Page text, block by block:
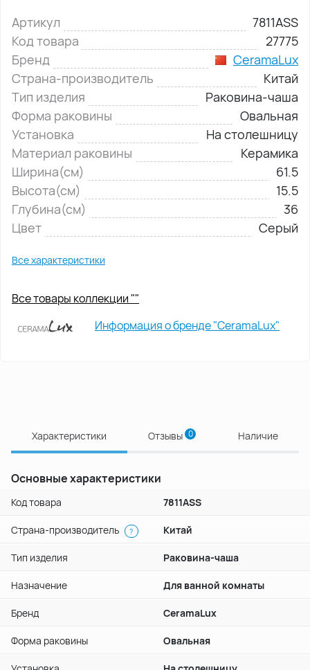
Артикул
7811АSS
Код товара
27775
Бренд
CeramaLux
Страна-производитель
Китай
Тип изделия
Раковина-чаша
Форма раковины
Овальная
Установка
На столешницу
Материал раковины
Керамика
Ширина(см)
61.5
Высота(см)
15.5
Глубина(см)
36
Цвет
Серый
Все характеристики
Все товары коллекции ""
Информация о бренде "CeramaLux"
Характеристики Отзывы 0 Наличие
Основные характеристики
Код товара 7811АSS
Страна-производитель ? Китай
Тип изделия Раковина-чаша
Назначение Для ванной комнаты
Бренд CeramaLux
Форма раковины Овальная